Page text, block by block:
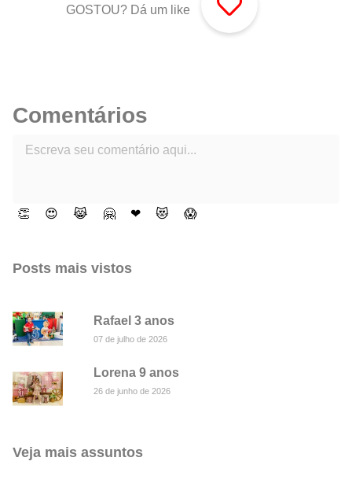
GOSTOU? Dá um like
Comentários
👏 😍 😹 🤗 ❤ 😻 😱
Posts mais vistos
Rafael 3 anos
07 de julho de 2026
Lorena 9 anos
26 de junho de 2026
Veja mais assuntos